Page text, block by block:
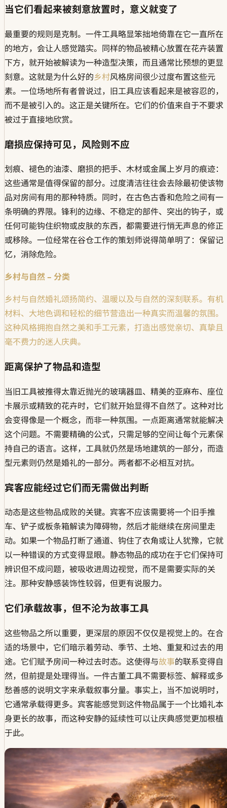
当它们看起来被刻意放置时，意义就变了
最重要的规则是克制。一件工具略显笨拙地倚靠在它一直所在
的地方，会让人感觉踏实。同样的物品被精心放置在花卉装置
下方，就开始被解读为一种造型决策，而且通常比预想的更显
刻意。这就是为什么好的乡村风格房间很少过度布置这些元
素。一位场地所有者曾说过，旧工具应该看起来是被容忍的，
而不是被引入的。这正是关键所在。它们的价值来自于不要求
被过于直接地欣赏。
磨损应保持可见，风险则不应
划痕、褪色的油漆、磨损的把手、木材或金属上岁月的痕迹：
这些通常是值得保留的部分。过度清洁往往会去除最初使该物
品对房间有用的那种特质。同时，在古色古香和危险之间有一
条明确的界限。锋利的边缘、不稳定的部件、突出的钩子，或
任何可能钩住织物或皮肤的东西，都需要进行悄无声息的修正
或移除。一位经常在谷仓工作的策划师说得简单明了：保留记
忆，消除危险。
乡村与自然 – 分类
乡村与自然婚礼颂扬简约、温暖以及与自然的深刻联系。有机
材料、大地色调和轻松的细节营造出一种真实而温馨的氛围。
这种风格拥抱自然之美和手工元素，打造出感觉亲切、真挚且
毫不费力的迷人庆典。
距离保护了物品和造型
当旧工具被推得太靠近抛光的玻璃器皿、精美的亚麻布、座位
卡展示或精致的花卉时，它们就开始显得不自然了。这种对比
会变得像是一个概念，而非一种氛围。一点距离通常就能解决
这个问题。不需要精确的公式，只需足够的空间让每个元素保
持自己的语言。这样，工具就仍然是场地建筑的一部分，而造
型元素则仍然是婚礼的一部分。两者都不必相互对抗。
宾客应能经过它们而无需做出判断
动态是这些物品成败的关键。宾客不应该需要将一个旧手推
车、铲子或板条箱解读为障碍物，然后才能继续在房间里走
动。如果一个物品打断了通道、钩住了衣角或让人犹豫，它就
以一种错误的方式变得显眼。静态物品的成功在于它们保持可
辨识但不成问题，被吸收进周边视觉，而不是需要实际的关
注。那种安静感装饰性较弱，但更有说服力。
它们承载故事，但不沦为故事工具
这些物品之所以重要，更深层的原因不仅仅是视觉上的。在合
适的场景中，它们暗示着劳动、季节、土地、重复和过去的用
途。它们赋予房间一种过去时态。这使得与故事的联系变得自
然，但前提是处理得当。一件古董工具不需要标签、解释或多
愁善感的说明文字来承载叙事分量。事实上，当不加说明时，
它通常承载得更多。宾客能感觉到这件物品属于一个比婚礼本
身更长的故事，而这种安静的延续性可以让庆典感觉更加根植
于此。